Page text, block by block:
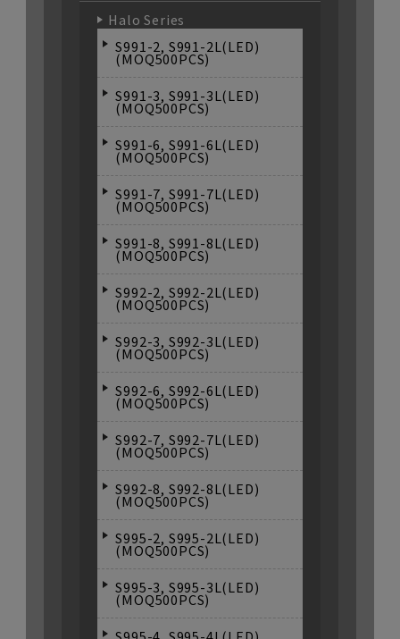
Halo Series
S991-2, S991-2L(LED)
(MOQ500PCS)
S991-3, S991-3L(LED)
(MOQ500PCS)
S991-6, S991-6L(LED)
(MOQ500PCS)
S991-7, S991-7L(LED)
(MOQ500PCS)
S991-8, S991-8L(LED)
(MOQ500PCS)
S992-2, S992-2L(LED)
(MOQ500PCS)
S992-3, S992-3L(LED)
(MOQ500PCS)
S992-6, S992-6L(LED)
(MOQ500PCS)
S992-7, S992-7L(LED)
(MOQ500PCS)
S992-8, S992-8L(LED)
(MOQ500PCS)
S995-2, S995-2L(LED)
(MOQ500PCS)
S995-3, S995-3L(LED)
(MOQ500PCS)